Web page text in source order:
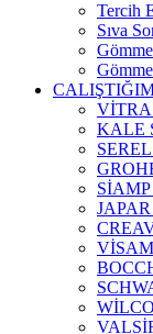
Tercih
Sıva
VİTRA
KALE
SİAMP